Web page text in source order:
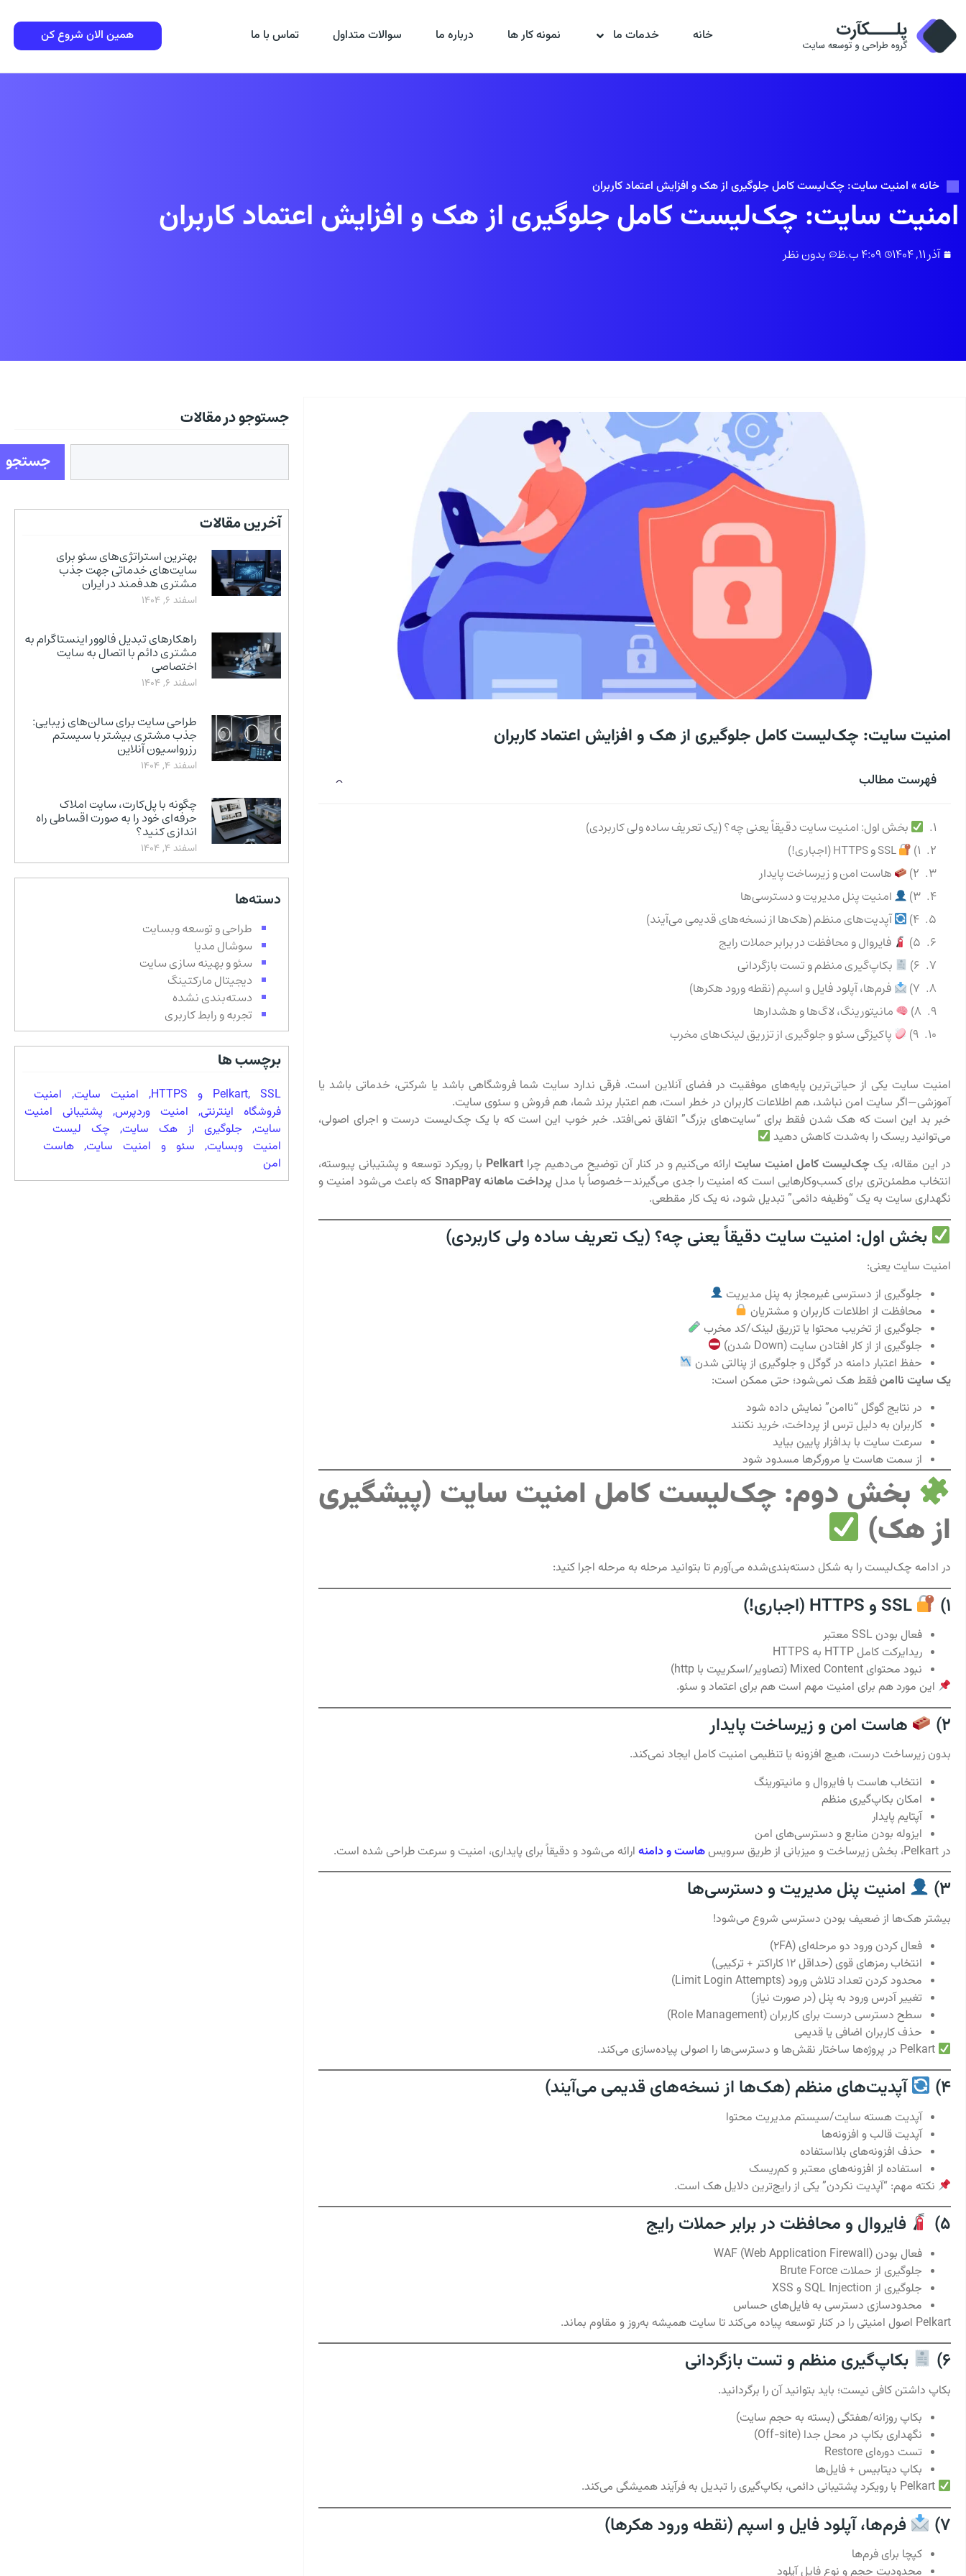
خانه خدمات ما نمونه کار ها درباره ما سوالات متداول تماس با ما همین الان شروع کن
خانه» امنیت سایت: چک‌لیست کامل جلوگیری از هک و افزایش اعتماد کاربران
امنیت سایت: چک‌لیست کامل جلوگیری از هک و افزایش اعتماد کاربران
آذر 11, 1404 4:09 ب.ظ بدون نظر
امنیت سایت: چک‌لیست کامل جلوگیری از هک و افزایش اعتماد کاربران
فهرست مطالب
بخش اول: امنیت سایت دقیقاً یعنی چه؟ (یک تعریف ساده ولی کاربردی)
1)
SSL و HTTPS (اجباری!)
2)
هاست امن و زیرساخت پایدار
3)
امنیت پنل مدیریت و دسترسی‌ها
4)
آپدیت‌های منظم (هک‌ها از نسخه‌های قدیمی می‌آیند)
5)
فایروال و محافظت در برابر حملات رایج
6)
بکاپ‌گیری منظم و تست بازگردانی
7)
فرم‌ها، آپلود فایل و اسپم (نقطه ورود هکرها)
8)
مانیتورینگ، لاگ‌ها و هشدارها
9)
پاکیزگی سئو و جلوگیری از تزریق لینک‌های مخرب
امنیت سایت یکی از حیاتی‌ترین پایه‌های موفقیت در فضای آنلاین است. فرقی ندارد سایت شما فروشگاهی باشد یا شرکتی، خدماتی باشد یا
آموزشی—اگر سایت امن نباشد، هم اطلاعات کاربران در خطر است، هم اعتبار برند شما، هم فروش و سئوی سایت.
خبر بد این است که هک شدن فقط برای “سایت‌های بزرگ” اتفاق نمی‌افتد. خبر خوب این است که با یک چک‌لیست درست و اجرای اصولی،
می‌توانید ریسک را به‌شدت کاهش دهید
در این مقاله، یک چک‌لیست کامل امنیت سایتارائه می‌کنیم و در کنار آن توضیح می‌دهیم چراPelkart با رویکرد توسعه و پشتیبانی پیوسته،
انتخاب مطمئن‌تری برای کسب‌وکارهایی است که امنیت را جدی می‌گیرند—خصوصاً با مدل پرداخت ماهانه SnapPay
که باعث می‌شود امنیت و
نگهداری سایت به یک “وظیفه دائمی” تبدیل شود، نه یک کار مقطعی.
بخش اول: امنیت سایت دقیقاً یعنی چه؟ (یک تعریف ساده ولی کاربردی)
امنیت سایت یعنی:
جلوگیری از دسترسی غیرمجاز به پنل مدیریت
محافظت از اطلاعات کاربران و مشتریان
جلوگیری از تخریب محتوا یا تزریق لینک/کد مخرب
جلوگیری از از کار افتادن سایت (Down شدن)
حفظ اعتبار دامنه در گوگل و جلوگیری از پنالتی شدن
یک سایت ناامنفقط هک نمی‌شود؛ حتی ممکن است:
در نتایج گوگل “ناامن” نمایش داده شود
کاربران به دلیل ترس از پرداخت، خرید نکنند
سرعت سایت با بدافزار پایین بیاید
از سمت هاست یا مرورگرها مسدود شود
بخش دوم: چک‌لیست کامل امنیت سایت (پیشگیری
از هک)
در ادامه چک‌لیست را به شکل دسته‌بندی‌شده می‌آورم تا بتوانید مرحله به مرحله اجرا کنید:
1) SSL و HTTPS (اجباری!)
فعال بودن SSL معتبر
ریدایرکت کامل HTTP به HTTPS
نبود محتوای Mixed Content (تصاویر/اسکریپت با http)
این مورد هم برای امنیت مهم است هم برای اعتماد و سئو.
2) هاست امن و زیرساخت پایدار
بدون زیرساخت درست، هیچ افزونه یا تنظیمی امنیت کامل ایجاد نمی‌کند.
انتخاب هاست با فایروال و مانیتورینگ
امکان بکاپ‌گیری منظم
آپتایم پایدار
ایزوله بودن منابع و دسترسی‌های امن
در Pelkart، بخش زیرساخت و میزبانی از طریق سرویس
هاست و دامنه ارائه می‌شود و دقیقاً برای پایداری، امنیت و سرعت طراحی شده است.
3) امنیت پنل مدیریت و دسترسی‌ها
بیشتر هک‌ها از ضعیف بودن دسترسی شروع می‌شود!
فعال کردن ورود دو مرحله‌ای (2FA)
انتخاب رمزهای قوی (حداقل ۱۲ کاراکتر + ترکیبی)
محدود کردن تعداد تلاش ورود (Limit Login Attempts)
تغییر آدرس ورود به پنل (در صورت نیاز)
سطح دسترسی درست برای کاربران (Role Management)
حذف کاربران اضافی یا قدیمی
Pelkart در پروژه‌ها ساختار نقش‌ها و دسترسی‌ها را اصولی پیاده‌سازی می‌کند.
4) آپدیت‌های منظم (هک‌ها از نسخه‌های قدیمی می‌آیند)
آپدیت هسته سایت/سیستم مدیریت محتوا
آپدیت قالب و افزونه‌ها
حذف افزونه‌های بلااستفاده
استفاده از افزونه‌های معتبر و کم‌ریسک
نکته مهم: “آپدیت نکردن” یکی از رایج‌ترین دلایل هک است.
5) فایروال و محافظت در برابر حملات رایج
فعال بودن WAF (Web Application Firewall)
جلوگیری از حملات Brute Force
جلوگیری از SQL Injection و XSS
محدودسازی دسترسی به فایل‌های حساس
Pelkart اصول امنیتی را در کنار توسعه پیاده می‌کند تا سایت همیشه به‌روز و مقاوم بماند.
6) بکاپ‌گیری منظم و تست بازگردانی
بکاپ داشتن کافی نیست؛ باید بتوانید آن را برگردانید.
بکاپ روزانه/هفتگی (بسته به حجم سایت)
نگهداری بکاپ در محل جدا (Off-site)
تست دوره‌ای Restore
بکاپ دیتابیس + فایل‌ها
Pelkart با رویکرد پشتیبانی دائمی، بکاپ‌گیری را تبدیل به فرآیند همیشگی می‌کند.
7) فرم‌ها، آپلود فایل و اسپم (نقطه ورود هکرها)
کپچا برای فرم‌ها
محدودیت حجم و نوع فایل آپلود
جستوجو در مقالات
جستجو
آخرین مقالات
بهترین استراتژی‌های سئو برای
سایت‌های خدماتی جهت جذب
مشتری هدفمند در ایران
اسفند 6, 1404
راهکارهای تبدیل فالوور اینستاگرام به
مشتری دائم با اتصال به سایت
اختصاصی
اسفند 6, 1404
طراحی سایت برای سالن‌های زیبایی:
جذب مشتری بیشتر با سیستم
رزرواسیون آنلاین
اسفند 4, 1404
چگونه با پل‌کارت، سایت املاک
حرفه‌ای خود را به صورت اقساطی راه
اندازی کنید؟
اسفند 4, 1404
دسته‌ها
طراحی و توسعه وبسایت
سوشال مدیا
سئو و بهینه سازی سایت
دیجیتال مارکتینگ
دسته‌بندی نشده
تجربه و رابط کاربری
برچسب ها
Pelkart,SSL و HTTPS , امنیت سایت, امنیت
فروشگاه اینترنتی, امنیت وردپرس, پشتیبانی امنیت
سایت, جلوگیری از هک سایت, چک لیست
امنیت وبسایت, سئو و امنیت سایت, هاست
امن